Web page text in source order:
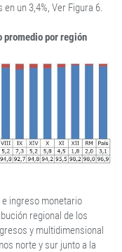
un 3,4%, Ver Figura 6.
por región
ingreso monetario
regional de los
y multidimensional
norte y sur junto a la